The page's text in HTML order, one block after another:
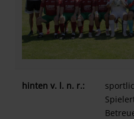
hinten v. l. n. r.: